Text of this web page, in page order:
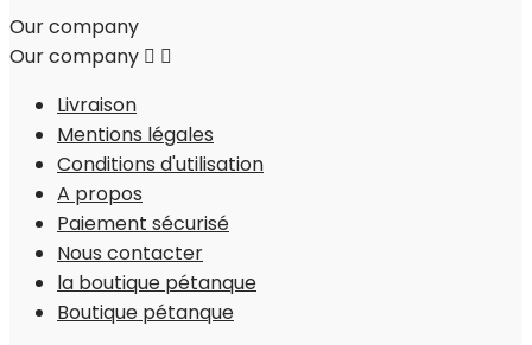
Our company
Our company  
Livraison
Mentions légales
Conditions d'utilisation
A propos
Paiement sécurisé
Nous contacter
la boutique pétanque
Boutique pétanque